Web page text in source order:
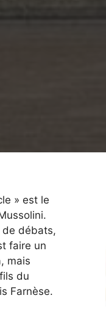
» est le
de débats,
faire un
mais
du
Farnèse.